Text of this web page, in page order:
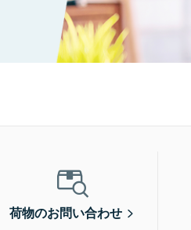
荷物のお問い合わせ